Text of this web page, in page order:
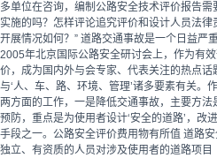
多单位在咨询，编制公路安全技术评价报告
实施的吗？怎样评论追究评价和设计人员法律
开展情况如何？” 道路交通事故是一个日益严
2005年北京国际公路安全研讨会上，作为有
价，成为国内外与会专家、代表关注的热点话
与‘人、车、路、环境、管理’诸多要素有关。
两方面的工作，一是降低交通事故，主要方法
预防，重点是为使用者设计‘安全的道路’，改
手段之一。公路安全评价费用物有所值 道路
独立、有资质的人员对涉及使用者的道路项